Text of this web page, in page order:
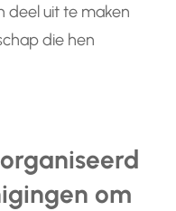
deel uit te maken
die hen
om